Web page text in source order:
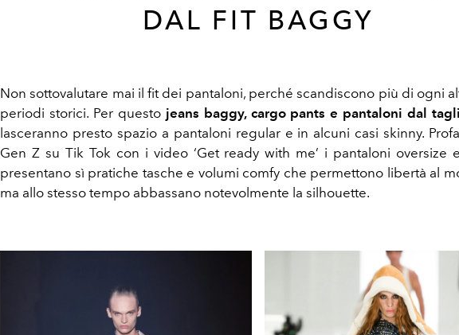
DAL FIT BAGGY
Non sottovalutare mai il fit dei pantaloni, perché scandiscono più di ogni
periodi storici. Per questo jeans baggy, cargo pants e pantaloni dal
lasceranno presto spazio a pantaloni regular e in alcuni casi skinny.
Gen Z su Tik Tok con i video ‘Get ready with me’ i pantaloni oversize
presentano sì pratiche tasche e volumi comfy che permettono libertà al
ma allo stesso tempo abbassano notevolmente la silhouette.